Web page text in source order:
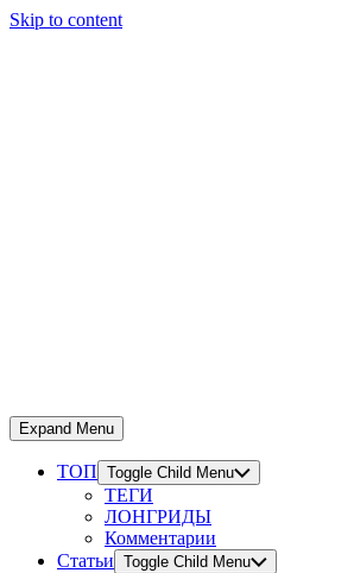
Skip to content
Expand Menu
ТОП Toggle Child Menu
ТЕГИ
ЛОНГРИДЫ
Комментарии
Статьи Toggle Child Menu